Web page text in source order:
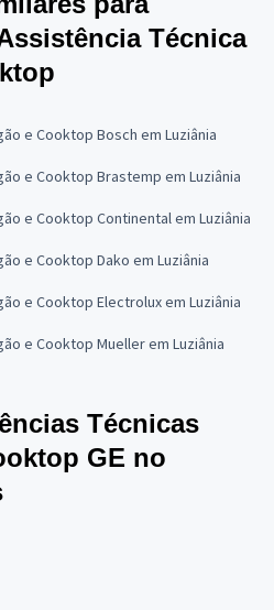
Técnica
e Cooktop Bosch em Luziânia
e Cooktop Brastemp em Luziânia
e Cooktop Continental em Luziânia
e Cooktop Dako em Luziânia
e Cooktop Electrolux em Luziânia
e Cooktop Mueller em Luziânia
Técnicas
GE no